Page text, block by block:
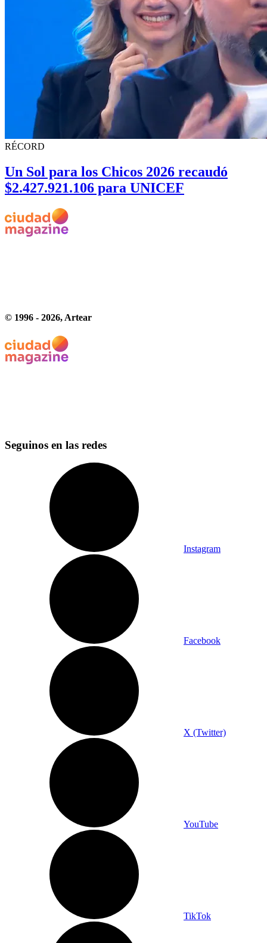
RÉCORD
Un Sol para los Chicos 2026 recaudó
$2.427.921.106 para UNICEF
© 1996 - 2026, Artear
Seguinos en las redes
Instagram
Facebook
X (Twitter)
YouTube
TikTok